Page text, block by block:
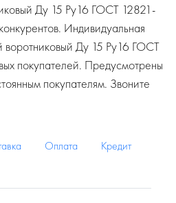
Ду 15 Ру16 ГОСТ 12821-
Индивидуальная
воротниковый Ду 15 Ру16 ГОСТ
покупателей. Предусмотрены
покупателям. Звоните
Оплата
Кредит